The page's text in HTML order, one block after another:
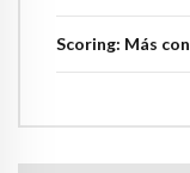
Scoring: Más